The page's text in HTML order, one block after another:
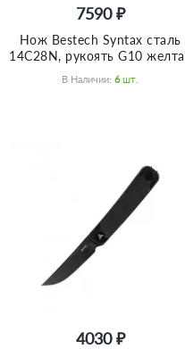
7590 ₽
Нож Bestech Syntax сталь
14C28N, рукоять G10
В Наличии: 6 Шт.
4030 ₽